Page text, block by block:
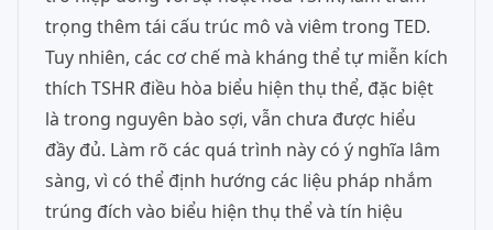
trọng thêm tái cấu trúc mô và viêm trong TED.
Tuy nhiên, các cơ chế mà kháng thể tự miễn kích
thích TSHR điều hòa biểu hiện thụ thể, đặc biệt
là trong nguyên bào sợi, vẫn chưa được hiểu
đầy đủ. Làm rõ các quá trình này có ý nghĩa lâm
sàng, vì có thể định hướng các liệu pháp nhắm
trúng đích vào biểu hiện thụ thể và tín hiệu